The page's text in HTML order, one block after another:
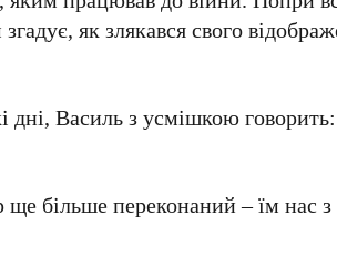
як злякався свого
дні, Василь з усмішкою
ще більше переконаний – їм нас з